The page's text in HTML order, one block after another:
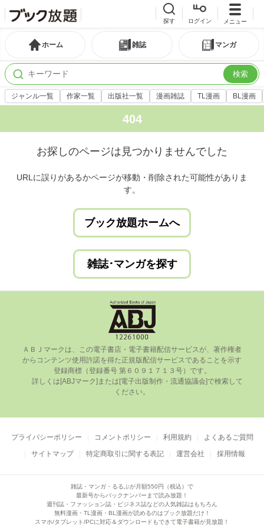
探す ログイン メニュー
ホーム 雑誌 マンガ
検索
ジャンル一覧 作家一覧 出版社一覧 漫画雑誌 TL漫画 BL漫画
404
お探しのページは見つかりませんでした
URLに誤りがあるかページが移動・削除された可能性がありま
す。
ブック放題ホームへ
雑誌･マンガを探す
ＡＢＪマークは、この電⼦書店・電⼦書籍配信サービスが、著作権者
からコンテンツ使⽤許諾を得た正規版配信サービスであることを⽰す
登録商標（登録番号 第６０９１７１３号）です。
ください。
プライバシーポリシー コメントポリシー 利用規約
よくあるご質問
サイトマップ
特定商取引に関する表記 運営会社 採用情報
雑誌・マンガ・るるぶが月額550円（税込）で
最新号からバックナンバーまで読み放題！
週刊誌・ファッション誌・ビジネス誌などの人気雑誌はもちろん
無料漫画・TL漫画・BL漫画が読めるのはブック放題だけ！
スマホ/タブレット/PCに対応＆ダウンロードもできて電子書籍が見放題！